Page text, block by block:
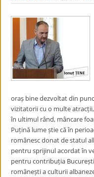
oraș bine dezvoltat din
vizitatorii cu o multe
în ultimul rând, mâncare
Puțină lume știe că în
românesc donat de statul
pentru sprijinul acordat în
pentru contribuția
românești a culturii